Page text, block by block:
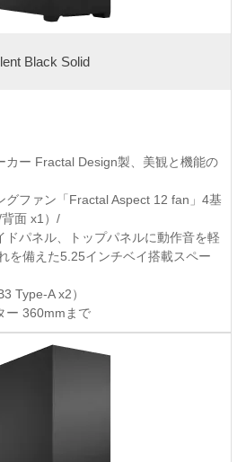
Black Solid
カー Fractal Design製、美観と機能の
グファン「Fractal Aspect 12 fan」4基
面 x1）/
ドパネル、トップパネルに動作音を軽
を備えた5.25インチベイ搭載スペー
Type-A x2）
ー 360mmまで